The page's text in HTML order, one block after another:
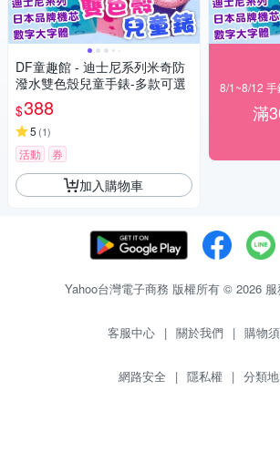
DF童趣館 - 迪士尼系列米奇防
潑水雙色殼兒童手錶-多款可選
$388
5 (1)
活動 券
加入購物車
滿
Yahoo台灣電子商務 版權所有 © 2026
客服中心 | 關於我們 | 購物
網路安全 | 隱私權 | 分類